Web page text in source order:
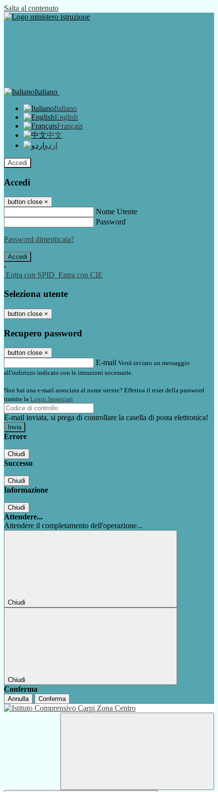
Salta al contenuto
Italiano
Italiano
English
Français
中文
اردو
Accedi
Accedi
button close ×
Nome Utente
Password
Password dimenticata?
-
Entra con SPID Entra con CIE
Seleziona utente
button close ×
Recupero password
button close ×
E-mail Verrà inviato un messaggio
all'indirizzo indicato con le istruzioni necessarie.
Non hai una e-mail associata al nome utente? Effettua il reset della password
tramite la Login Spaggiari
E-mail inviata, si prega di controllare la casella di posta elettronica!
Errore
Chiudi
Successo
Chiudi
Informazione
Chiudi
Attendere...
Attendere il completamento dell'operazione...
Chiudi
Chiudi
Conferma
Annulla Conferma